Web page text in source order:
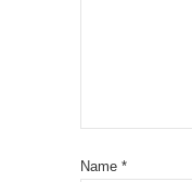
Name *